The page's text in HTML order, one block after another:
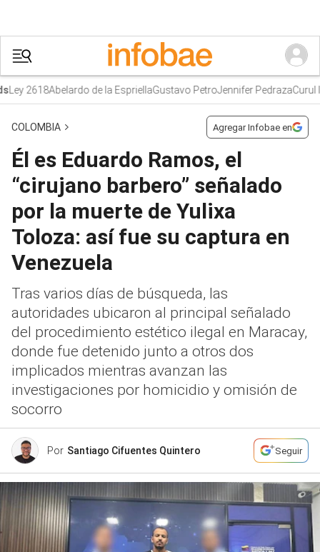
2618Abelardo de la EspriellaGustavo PetroJennifer PedrazaCurul
COLOMBIA Agregar Infobae en
Él es Eduardo Ramos, el
“cirujano barbero” señalado
por la muerte de Yulixa
Toloza: así fue su captura en
Venezuela
Tras varios días de búsqueda, las
autoridades ubicaron al principal señalado
del procedimiento estético ilegal en Maracay,
donde fue detenido junto a otros dos
implicados mientras avanzan las
investigaciones por homicidio y omisión de
socorro
Por Santiago Cifuentes Quintero Seguir